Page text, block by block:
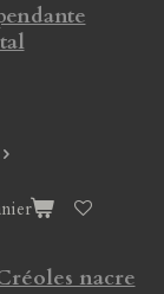
nacre